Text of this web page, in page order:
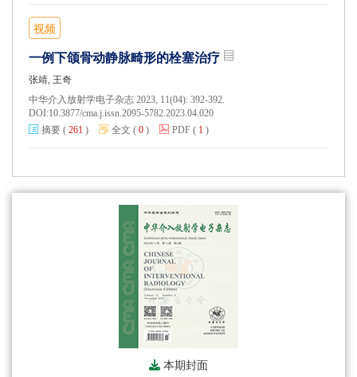
视频
一例下颌骨动静脉畸形的栓塞治疗
张靖, 王奇
中华介入放射学电子杂志 2023, 11(04): 392-392.
DOI:10.3877/cma.j.issn.2095-5782.2023.04.020
摘要 ( 261 ) 全文 ( 0 ) PDF ( 1 )
本期封面